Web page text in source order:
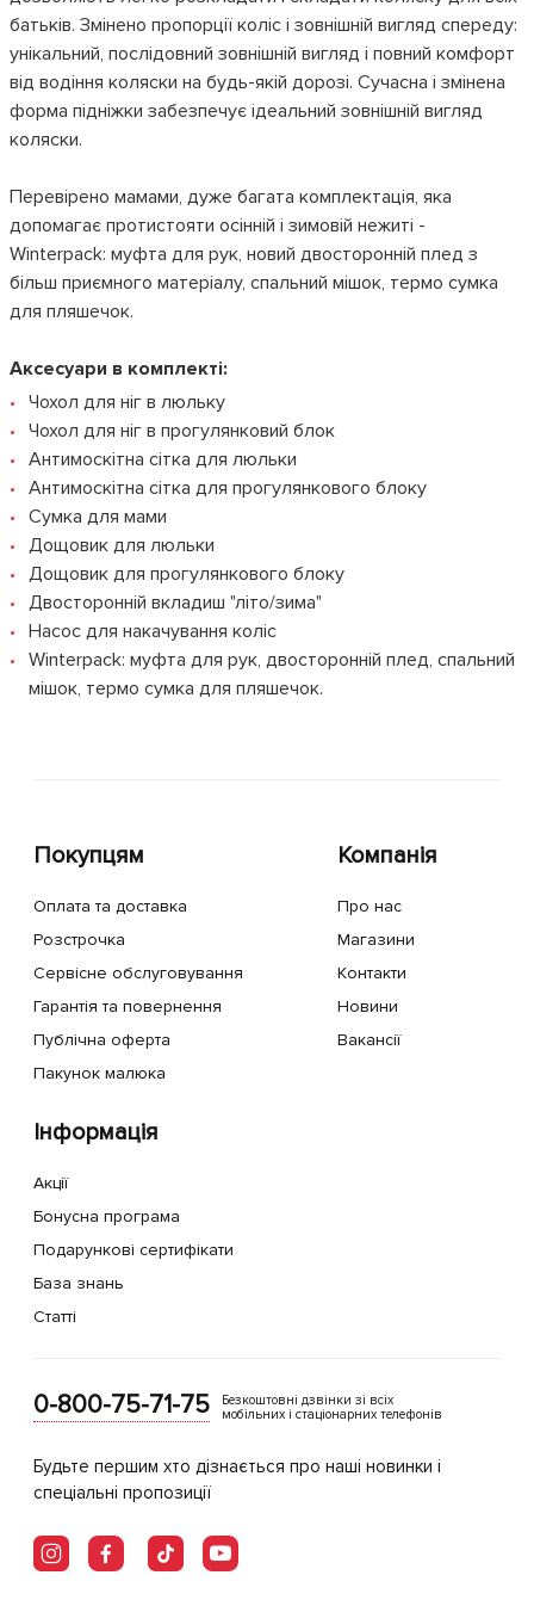
батьків. Змінено пропорції коліс і зовнішній вигляд спереду:
унікальний, послідовний зовнішній вигляд і повний комфорт
від водіння коляски на будь-якій дорозі. Сучасна і змінена
форма підніжки забезпечує ідеальний зовнішній вигляд
коляски.
Перевірено мамами, дуже багата комплектація, яка
допомагає протистояти осінній і зимовій нежиті -
Winterpack: муфта для рук, новий двосторонній плед з
більш приємного матеріалу, спальний мішок, термо сумка
для пляшечок.
Аксесуари в комплекті:
Чохол для ніг в люльку
Чохол для ніг в прогулянковий блок
Антимоскітна сітка для люльки
Антимоскітна сітка для прогулянкового блоку
Сумка для мами
Дощовик для люльки
Дощовик для прогулянкового блоку
Двосторонній вкладиш "літо/зима"
Насос для накачування коліс
Winterpack: муфта для рук, двосторонній плед, спальний
мішок, термо сумка для пляшечок.
Покупцям
Оплата та доставка
Розстрочка
Сервісне обслуговування
Гарантія та повернення
Публічна оферта
Пакунок малюка
Компанія
Про нас
Магазини
Контакти
Новини
Вакансії
Інформація
Акції
Бонусна програма
Подарункові сертифікати
База знань
Статті
0-800-75-71-75
Безкоштовні дзвінки зі всіх
мобільних і стаціонарних телефонів
Будьте першим хто дізнається про наші новинки і
спеціальні пропозиції